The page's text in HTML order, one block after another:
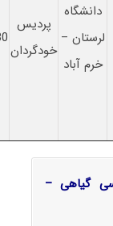
دانشگاه
لرستان –
خرم آباد
پردیس
خودگردان
گیاهی –